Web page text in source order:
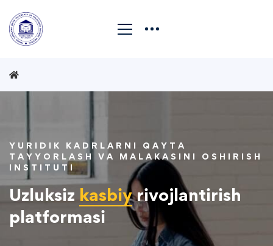
YURIDIK KADRLARNI QAYTA
TAYYORLASH VA MALAKASINI OSHIRISH
INSTITUTI
Uzluksiz kasbiyrivojlantirish
platformasi